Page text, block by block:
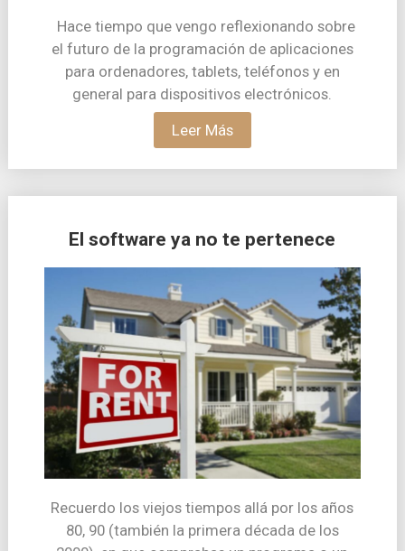
Hace tiempo que vengo reflexionando sobre
el futuro de la programación de aplicaciones
para ordenadores, tablets, teléfonos y en
general para dispositivos electrónicos.
Leer Más
El software ya no te pertenece
Recuerdo los viejos tiempos allá por los años
80, 90 (también la primera década de los